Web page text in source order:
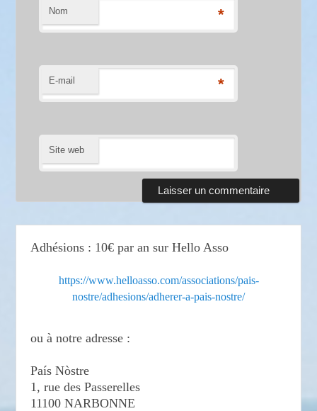
Nom *
E-mail *
Site web
Adhésions : 10€ par an sur Hello Asso
https://www.helloasso.com/associations/pais-
nostre/adhesions/adherer-a-pais-nostre/
ou à notre adresse :
País Nòstre
1, rue des Passerelles
11100 NARBONNE